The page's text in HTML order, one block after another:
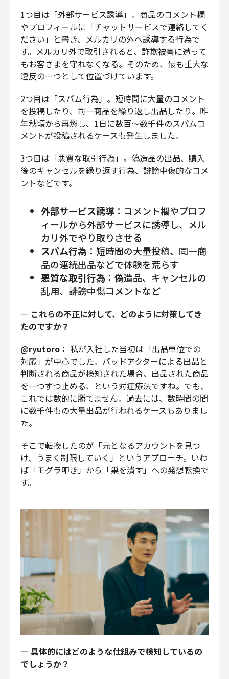
1つ目は「外部サービス誘導」。商品のコメント欄
やプロフィールに「チャットサービスで連絡してく
ださい」と書き、メルカリの外へ誘導する行為で
す。メルカリ外で取引されると、詐欺被害に遭って
もお客さまを守れなくなる。そのため、最も重大な
違反の一つとして位置づけています。
2つ目は「スパム行為」。短時間に大量のコメント
を投稿したり、同一商品を繰り返し出品したり。昨
年秋頃から再燃し、1日に数百〜数千件のスパムコ
メントが投稿されるケースも発生しました。
3つ目は「悪質な取引行為」。偽造品の出品、購入
後のキャンセルを繰り返す行為、誹謗中傷的なコメ
ントなどです。
外部サービス誘導 ：コメント欄やプロフ
ィールから外部サービスに誘導し、メル
カリ外でやり取りさせる
スパム行為 ：短時間の大量投稿、同一商
品の連続出品などで体験を荒らす
悪質な取引行為 ：偽造品、キャンセルの
乱用、誹謗中傷コメントなど
— これらの不正に対して、どのように対策してき
たのですか？
@ryutoro： 私が入社した当初は「出品単位での
対応」が中心でした。バッドアクターによる出品と
判断される商品が検知された場合、出品された商品
を一つずつ止める、という対症療法ですね。でも、
これでは数的に勝てません。過去には、数時間の間
に数千件もの大量出品が行われるケースもありまし
た。
そこで転換したのが「元となるアカウントを見つ
け、うまく制限していく」というアプローチ。いわ
ば「モグラ叩き」から「巣を潰す」への発想転換で
す。
— 具体的にはどのような仕組みで検知しているの
でしょうか？